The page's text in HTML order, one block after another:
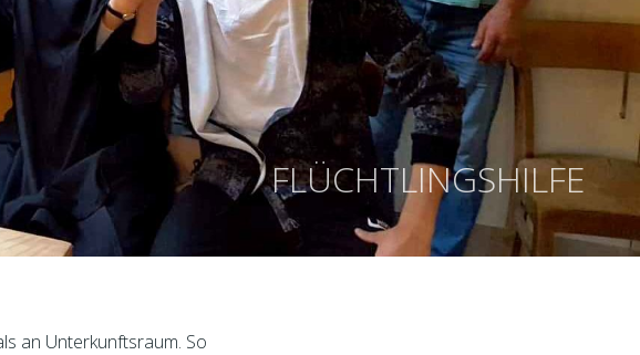
FLÜCHTLINGSHILFE
an Unterkunftsraum. So